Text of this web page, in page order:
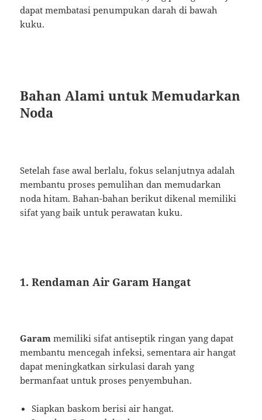
dapat membatasi penumpukan darah di bawah
kuku.
Bahan Alami untuk Memudarkan
Noda
Setelah fase awal berlalu, fokus selanjutnya adalah
membantu proses pemulihan dan memudarkan
noda hitam. Bahan-bahan berikut dikenal memiliki
sifat yang baik untuk perawatan kuku.
1. Rendaman Air Garam Hangat
Garam memiliki sifat antiseptik ringan yang dapat
membantu mencegah infeksi, sementara air hangat
dapat meningkatkan sirkulasi darah yang
bermanfaat untuk proses penyembuhan.
Siapkan baskom berisi air hangat.